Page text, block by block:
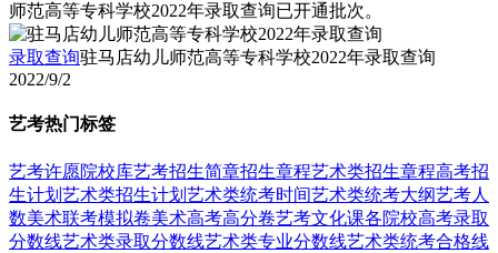
师范高等专科学校2022年录取查询已开通批次。
录取查询驻马店幼儿师范高等专科学校2022年录取查询
2022/9/2
艺考热门标签
艺考许愿院校库艺考招生简章招生章程艺术类招生章程高考招
生计划 艺术类招生计划 艺术类统考时间艺术类统考大纲艺考人
数美术联考模拟卷美术高考高分卷艺考文化课各院校高考录取
分数线艺术类录取分数线艺术类专业分数线艺术类统考合格线